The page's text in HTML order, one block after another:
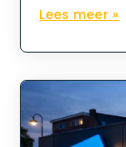
Lees meer »